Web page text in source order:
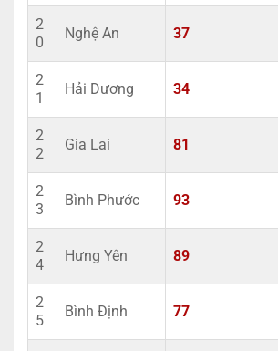
2
0
Nghệ An 37
2
1
Hải Dương 34
2
2
Gia Lai 81
2
3
Bình Phước 93
2
4
Hưng Yên 89
2
5
Bình Định 77